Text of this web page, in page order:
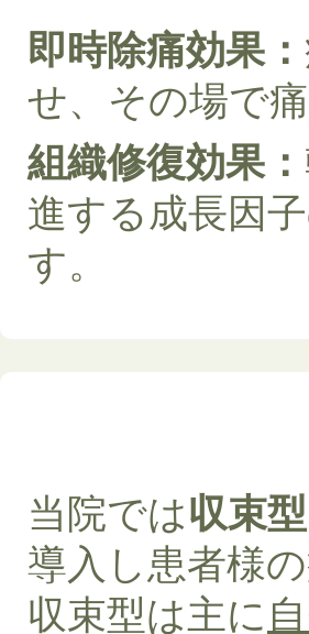
即時除痛効果：
せ、その場で
組織修復効果：
進する成長因
す。
当院では収束型
導入し患者様
収束型は主に